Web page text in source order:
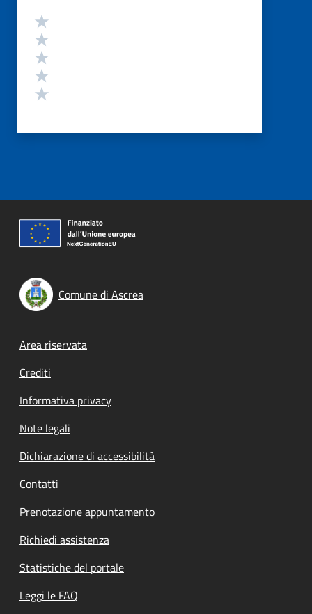
Valutazione
Comune di Ascrea
Footer menu
Area riservata
Crediti
Informativa privacy
Note legali
Dichiarazione di accessibilità
Contatti
Prenotazione appuntamento
Richiedi assistenza
Statistiche del portale
Leggi le FAQ